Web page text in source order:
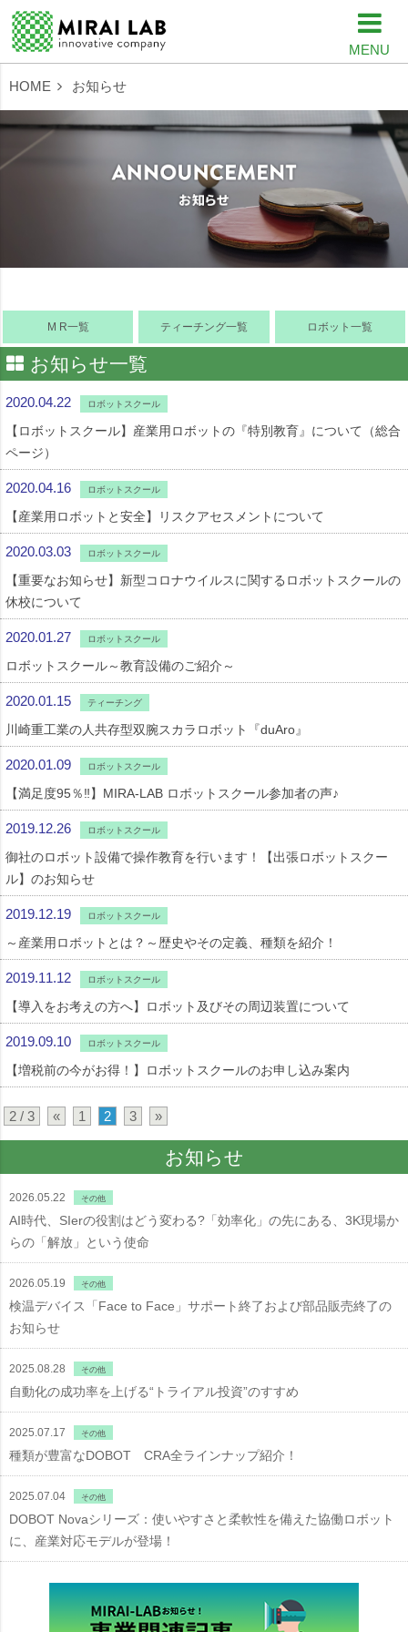
MENU
HOME お知らせ
M R一覧 ティーチング一覧 ロボット一覧
お知らせ一覧
2020.04.22 ロボットスクール
【ロボットスクール】産業用ロボットの『特別教育』について（総合
ページ）
2020.04.16 ロボットスクール
【産業用ロボットと安全】リスクアセスメントについて
2020.03.03 ロボットスクール
【重要なお知らせ】新型コロナウイルスに関するロボットスクールの
休校について
2020.01.27 ロボットスクール
ロボットスクール～教育設備のご紹介～
2020.01.15 ティーチング
川崎重工業の人共存型双腕スカラロボット『duAro』
2020.01.09 ロボットスクール
【満足度95％‼】MIRA-LAB ロボットスクール参加者の声♪
2019.12.26 ロボットスクール
御社のロボット設備で操作教育を行います！【出張ロボットスクー
ル】のお知らせ
2019.12.19 ロボットスクール
～産業用ロボットとは？～歴史やその定義、種類を紹介！
2019.11.12 ロボットスクール
【導入をお考えの方へ】ロボット及びその周辺装置について
2019.09.10 ロボットスクール
【増税前の今がお得！】ロボットスクールのお申し込み案内
2 / 3 « 1 2 3 »
お知らせ
2026.05.22 その他
AI時代、SIerの役割はどう変わる?「効率化」の先にある、3K現場か
らの「解放」という使命
2026.05.19 その他
検温デバイス「Face to Face」サポート終了および部品販売終了の
お知らせ
2025.08.28 その他
自動化の成功率を上げる“トライアル投資”のすすめ
2025.07.17 その他
種類が豊富なDOBOT CRA全ラインナップ紹介！
2025.07.04 その他
DOBOT Novaシリーズ：使いやすさと柔軟性を備えた協働ロボット
に、産業対応モデルが登場！